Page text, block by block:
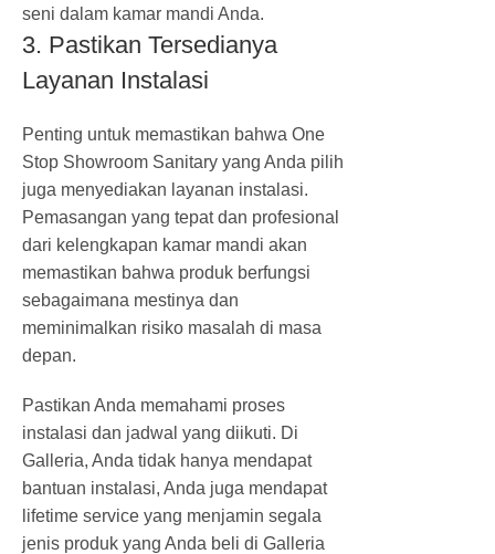
seni dalam kamar mandi Anda.
3. Pastikan Tersedianya
Layanan Instalasi
Penting untuk memastikan bahwa One
Stop Showroom Sanitary yang Anda pilih
juga menyediakan layanan instalasi.
Pemasangan yang tepat dan profesional
dari kelengkapan kamar mandi akan
memastikan bahwa produk berfungsi
sebagaimana mestinya dan
meminimalkan risiko masalah di masa
depan.
Pastikan Anda memahami proses
instalasi dan jadwal yang diikuti. Di
Galleria, Anda tidak hanya mendapat
bantuan instalasi, Anda juga mendapat
lifetime service yang menjamin segala
jenis produk yang Anda beli di Galleria